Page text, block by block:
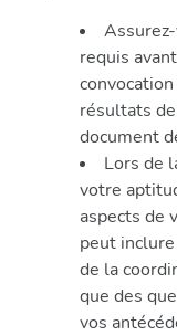
services.
requis
résultats
document
Lors de
votre
aspects de
peut
de la
que des
vos